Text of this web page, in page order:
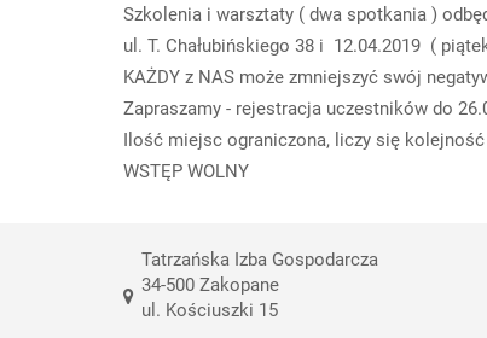
Szkolenia i warsztaty ( dwa spotkania )
ul. T. Chałubińskiego 38 i 12.04.2019 (
KAŻDY z NAS może zmniejszyć swój
Zapraszamy - rejestracja uczestników do
Ilość miejsc ograniczona, liczy się kolejność
WSTĘP WOLNY
Tatrzańska Izba Gospodarcza
34-500 Zakopane
ul. Kościuszki 15